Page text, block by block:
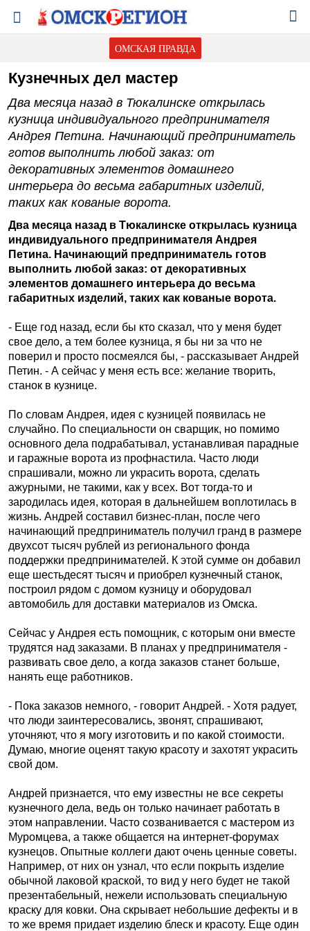
ОМСКАЯ ПРАВДА
Кузнечных дел мастер
Два месяца назад в Тюкалинске открылась
кузница индивидуального предпринимателя
Андрея Петина. Начинающий предприниматель
готов выполнить любой заказ: от
декоративных элементов домашнего
интерьера до весьма габаритных изделий,
таких как кованые ворота.
Два месяца назад в Тюкалинске открылась кузница
индивидуального предпринимателя Андрея
Петина. Начинающий предприниматель готов
выполнить любой заказ: от декоративных
элементов домашнего интерьера до весьма
габаритных изделий, таких как кованые ворота.
- Еще год назад, если бы кто сказал, что у меня будет
свое дело, а тем более кузница, я бы ни за что не
поверил и просто посмеялся бы, - рассказывает Андрей
Петин. - А сейчас у меня есть все: желание творить,
станок в кузнице.
По словам Андрея, идея с кузницей появилась не
случайно. По специальности он сварщик, но помимо
основного дела подрабатывал, устанавливая парадные
и гаражные ворота из профнастила. Часто люди
спрашивали, можно ли украсить ворота, сделать
ажурными, не такими, как у всех. Вот тогда-то и
зародилась идея, которая в дальнейшем воплотилась в
жизнь. Андрей составил бизнес-план, после чего
начинающий предприниматель получил гранд в размере
двухсот тысяч рублей из регионального фонда
поддержки предпринимателей. К этой сумме он добавил
еще шестьдесят тысяч и приобрел кузнечный станок,
построил рядом с домом кузницу и оборудовал
автомобиль для доставки материалов из Омска.
Сейчас у Андрея есть помощник, с которым они вместе
трудятся над заказами. В планах у предпринимателя -
развивать свое дело, а когда заказов станет больше,
нанять еще работников.
- Пока заказов немного, - говорит Андрей. - Хотя радует,
что люди заинтересовались, звонят, спрашивают,
уточняют, что я могу изготовить и по какой стоимости.
Думаю, многие оценят такую красоту и захотят украсить
свой дом.
Андрей признается, что ему известны не все секреты
кузнечного дела, ведь он только начинает работать в
этом направлении. Часто созванивается с мастером из
Муромцева, а также общается на интернет-форумах
кузнецов. Опытные коллеги дают очень ценные советы.
Например, от них он узнал, что если покрыть изделие
обычной лаковой краской, то вид у него будет не такой
презентабельный, нежели использовать специальную
краску для ковки. Она скрывает небольшие дефекты и в
то же время придает изделию блеск и красоту. Еще один